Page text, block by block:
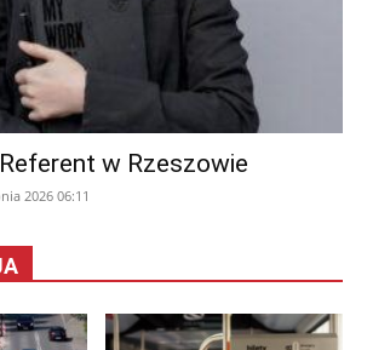
w Rzeszowie
2026 06:11